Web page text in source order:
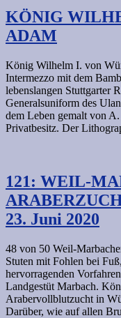
KÖNIG
ADAM
König Wilhelm I. von
Intermezzo mit dem
lebenslangen Stuttgarter
Generalsuniform des
dem Leben gemalt von
Privatbesitz. Der
121: WEIL-
23. Juni 2020
48 von 50 Weil-
Stuten mit Fohlen bei
hervorragenden
Landgestüt Marbach.
Arabervollblutzucht in
Darüber, wie auf allen